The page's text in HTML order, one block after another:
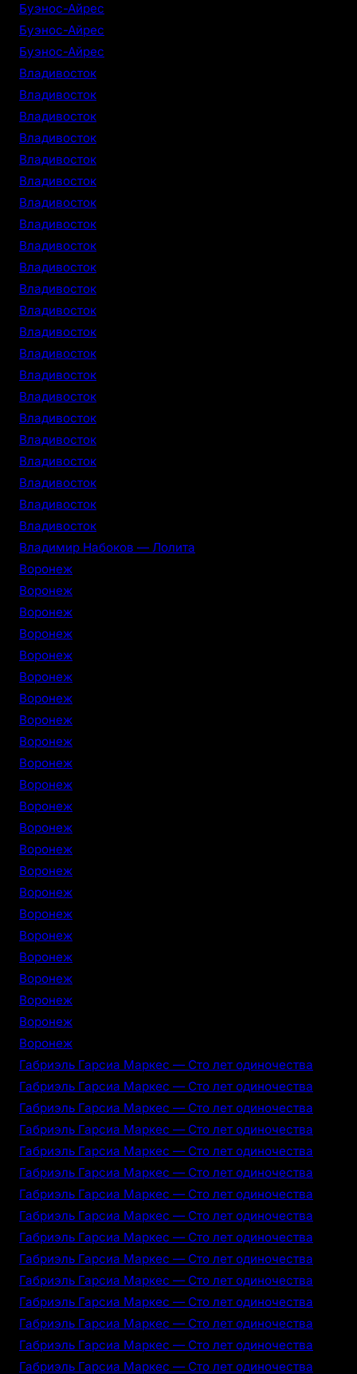
Буэнос-Айрес
Буэнос-Айрес
Буэнос-Айрес
Владивосток
Владивосток
Владивосток
Владивосток
Владивосток
Владивосток
Владивосток
Владивосток
Владивосток
Владивосток
Владивосток
Владивосток
Владивосток
Владивосток
Владивосток
Владивосток
Владивосток
Владивосток
Владивосток
Владивосток
Владивосток
Владивосток
Владимир Набоков — Лолита
Воронеж
Воронеж
Воронеж
Воронеж
Воронеж
Воронеж
Воронеж
Воронеж
Воронеж
Воронеж
Воронеж
Воронеж
Воронеж
Воронеж
Воронеж
Воронеж
Воронеж
Воронеж
Воронеж
Воронеж
Воронеж
Воронеж
Воронеж
Габриэль Гарсиа Маркес — Сто лет одиночества
Габриэль Гарсиа Маркес — Сто лет одиночества
Габриэль Гарсиа Маркес — Сто лет одиночества
Габриэль Гарсиа Маркес — Сто лет одиночества
Габриэль Гарсиа Маркес — Сто лет одиночества
Габриэль Гарсиа Маркес — Сто лет одиночества
Габриэль Гарсиа Маркес — Сто лет одиночества
Габриэль Гарсиа Маркес — Сто лет одиночества
Габриэль Гарсиа Маркес — Сто лет одиночества
Габриэль Гарсиа Маркес — Сто лет одиночества
Габриэль Гарсиа Маркес — Сто лет одиночества
Габриэль Гарсиа Маркес — Сто лет одиночества
Габриэль Гарсиа Маркес — Сто лет одиночества
Габриэль Гарсиа Маркес — Сто лет одиночества
Габриэль Гарсиа Маркес — Сто лет одиночества